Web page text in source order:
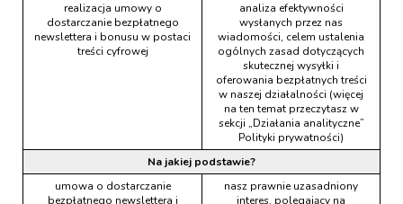
realizacja umowy o
dostarczanie bezpłatnego
newslettera i bonusu w postaci
treści cyfrowej
analiza efektywności
wysłanych przez nas
wiadomości, celem ustalenia
ogólnych zasad dotyczących
skutecznej wysyłki i
oferowania bezpłatnych treści
w naszej działalności (więcej
na ten temat przeczytasz w
sekcji „Działania analityczne”
Polityki prywatności)
Na jakiej podstawie?
umowa o dostarczanie
bezpłatnego newslettera i
nasz prawnie uzasadniony
interes, polegający na